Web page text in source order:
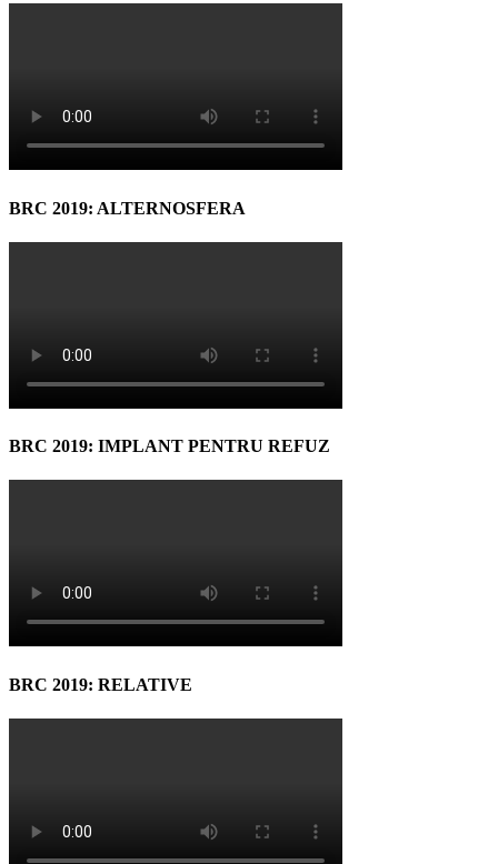
BRC 2019: ALTERNOSFERA
BRC 2019: IMPLANT PENTRU REFUZ
BRC 2019: RELATIVE